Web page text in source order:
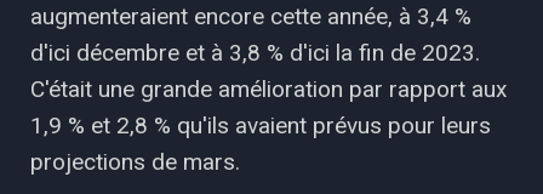
augmenteraient encore cette année, à 3,4 %
d'ici décembre et à 3,8 % d'ici la fin de 2023.
C'était une grande amélioration par rapport aux
1,9 % et 2,8 % qu'ils avaient prévus pour leurs
projections de mars.